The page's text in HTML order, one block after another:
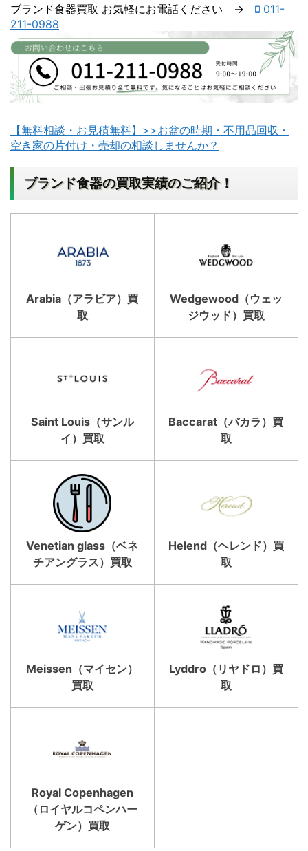
【
今
す
ぐ
お
電
話
】
:
ブランド食器買取 お気軽にお電話ください →
011-
211-0988
【無料相談・お見積無料】>>お盆の時期・不用品回収・
空き家の片付け・売却の相談しませんか？
ブランド食器の買取実績のご紹介！
Arabia（アラビア）買
取
Wedgewood（ウェッ
ジウッド）買取
Saint Louis（サンル
イ）買取
Baccarat（バカラ）買
取
Venetian glass（ベネ
チアングラス）買取
Helend（ヘレンド）買
取
Meissen（マイセン）
買取
Lyddro（リヤドロ）買
取
Royal Copenhagen
（ロイヤルコペンハー
ゲン）買取